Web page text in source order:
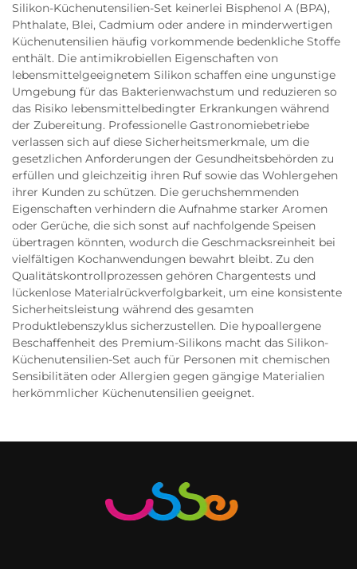
Silikon-Küchenutensilien-Set keinerlei Bisphenol A (BPA),
Phthalate, Blei, Cadmium oder andere in minderwertigen
Küchenutensilien häufig vorkommende bedenkliche Stoffe
enthält. Die antimikrobiellen Eigenschaften von
lebensmittelgeeignetem Silikon schaffen eine ungunstige
Umgebung für das Bakterienwachstum und reduzieren so
das Risiko lebensmittelbedingter Erkrankungen während
der Zubereitung. Professionelle Gastronomiebetriebe
verlassen sich auf diese Sicherheitsmerkmale, um die
gesetzlichen Anforderungen der Gesundheitsbehörden zu
erfüllen und gleichzeitig ihren Ruf sowie das Wohlergehen
ihrer Kunden zu schützen. Die geruchshemmenden
Eigenschaften verhindern die Aufnahme starker Aromen
oder Gerüche, die sich sonst auf nachfolgende Speisen
übertragen könnten, wodurch die Geschmacksreinheit bei
vielfältigen Kochanwendungen bewahrt bleibt. Zu den
Qualitätskontrollprozessen gehören Chargentests und
lückenlose Materialrückverfolgbarkeit, um eine konsistente
Sicherheitsleistung während des gesamten
Produktlebenszyklus sicherzustellen. Die hypoallergene
Beschaffenheit des Premium-Silikons macht das Silikon-
Küchenutensilien-Set auch für Personen mit chemischen
Sensibilitäten oder Allergien gegen gängige Materialien
herkömmlicher Küchenutensilien geeignet.